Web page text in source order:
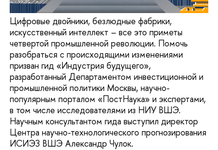
Цифровые двойники, безлюдные фабрики,
искусственный интеллект – все это приметы
четвертой промышленной революции. Помочь
разобраться с происходящими изменениями
призван гид «Индустрия будущего»,
разработанный Департаментом инвестиционной и
промышленной политики Москвы, научно-
популярным порталом «ПостНаука» и экспертами,
в том числе исследователями из НИУ ВШЭ.
Научным консультантом гида выступил директор
Центра научно-технологического прогнозирования
ИСИЭЗ ВШЭ Александр Чулок.